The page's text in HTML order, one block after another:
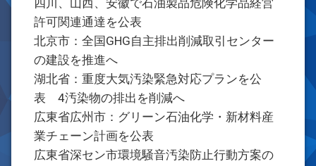
四川、山西、安徽で石油製品危険化学品経営
許可関連通達を公表
北京市：全国GHG自主排出削減取引センター
の建設を推進へ
湖北省：重度大気汚染緊急対応プランを公
表 4汚染物の排出を削減へ
広東省広州市：グリーン石油化学・新材料産
業チェーン計画を公表
広東省深セン市環境騒音汚染防止行動方案の